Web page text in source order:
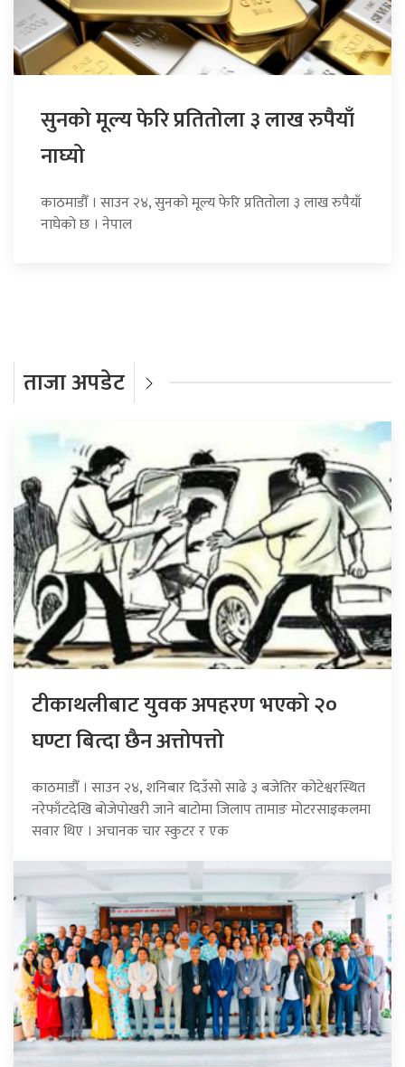
सुनको मूल्य फेरि प्रतितोला ३ लाख रुपैयाँ
नाघ्यो
काठमाडौँ । साउन २४, सुनको मूल्य फेरि प्रतितोला ३ लाख रुपैयाँ
नाघेको छ । नेपाल
ताजा अपडेट
टीकाथलीबाट युवक अपहरण भएको २०
घण्टा बित्दा छैन अत्तोपत्तो
काठमाडौँ । साउन २४, शनिबार दिउँसो साढे ३ बजेतिर कोटेश्वरस्थित
नरेफाँटदेखि बोजेपोखरी जाने बाटोमा जिलाप तामाङ मोटरसाइकलमा
सवार थिए । अचानक चार स्कुटर र एक